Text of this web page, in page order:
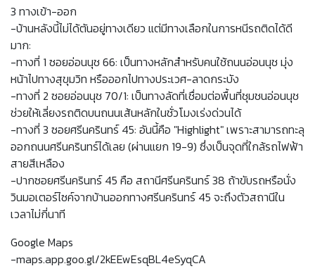
3 ทางเข้า-ออก
-บ้านหลังนี้ไม่ได้ตันอยู่ทางเดียว แต่มีทางเลือกในการหนีรถติดได้ดี
มาก:
-ทางที่ 1 ซอยอ่อนนุช 66: เป็นทางหลักสำหรับคนใช้ถนนอ่อนนุช มุ่ง
หน้าไปทางสุขุมวิท หรือออกไปทางประเวศ-ลาดกระบัง
-ทางที่ 2 ซอยอ่อนนุช 70/1: เป็นทางลัดที่เชื่อมต่อพื้นที่ชุมชนอ่อนนุช
ช่วยให้เลี่ยงรถติดบนถนนเส้นหลักในชั่วโมงเร่งด่วนได้
-ทางที่ 3 ซอยศรีนครินทร์ 45: อันนี้คือ "Highlight" เพราะสามารถทะลุ
ออกถนนศรีนครินทร์ได้เลย (ผ่านแยก 19-9) ซึ่งเป็นจุดที่ใกล้รถไฟฟ้า
สายสีเหลือง
-ปากซอยศรีนครินทร์ 45 คือ สถานีศรีนครินทร์ 38 ถ้าขับรถหรือนั่ง
วินมอเตอร์ไซค์จากบ้านออกทางศรีนครินทร์ 45 จะถึงตัวสถานีใน
เวลาไม่กี่นาที
Google Maps
-maps.app.goo.gl/2kEEwEsqBL4eSyqCA